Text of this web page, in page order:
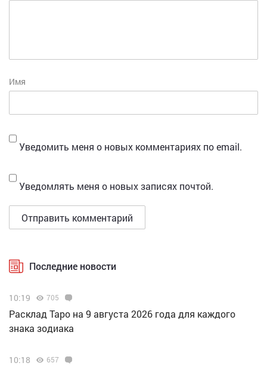
Имя
Уведомить меня о новых комментариях по email.
Уведомлять меня о новых записях почтой.
Последние новости
10:19 705
Расклад Таро на 9 августа 2026 года для каждого
знака зодиака
10:18 657